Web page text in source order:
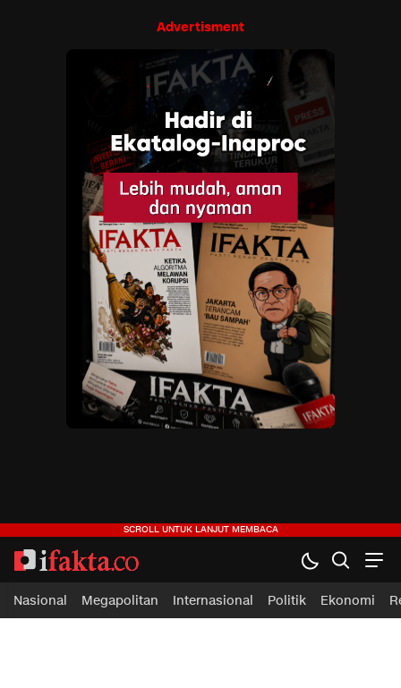
Advertisment
ifakta.co
#pastibenar
Nasional Megapolitan Internasional Politik Ekonomi